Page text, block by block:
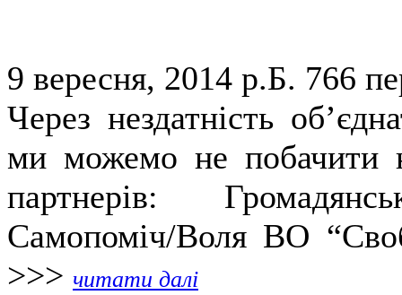
9 вересня, 2014 р.Б. 766
Через нездатність
ми можемо не побачити
партнерів:
Самопоміч/Воля ВО
>>> читати далі